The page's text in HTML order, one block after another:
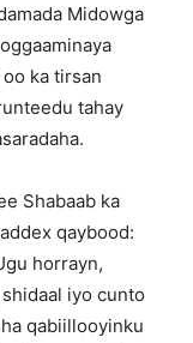
Midowga
ka tirsan
tahay
Shabaab ka
qaybood:
horrayn,
iyo cunto
qabiillooyinku